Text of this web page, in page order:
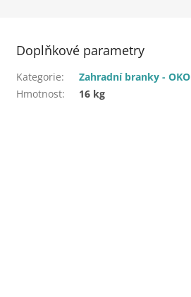
Doplňkové parametry
Kategorie:
Zahradní branky - OKO
Hmotnost: 16 kg